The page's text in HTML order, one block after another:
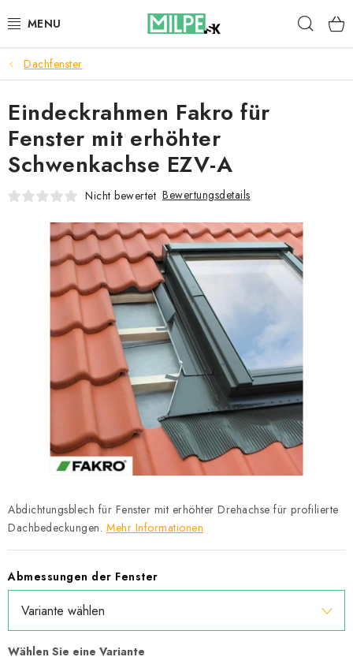
Inhalt
DACHFENSTER
DACHBODENTREPPE
HAUS UND GARTEN
BAU
IMPRESSUM
Reklamationen und Rücksendungen
Richtlinien zur Verwendung von Cookies
Datenschutzerklärung
Allgemeinen Geschäftsbedingungen
Sitemap von Milpe.sk
Dachfenster
Abdichtungsblech für Fenster mit erhöhter Drehachse für profilierte
Dachbedeckungen. Mehr Informationen
Abmessungen der Fenster
Eindeckrahmen Fakro für
Fenster mit erhöhter
Schwenkachse EZV-A
Nicht bewertet Bewertungsdetails